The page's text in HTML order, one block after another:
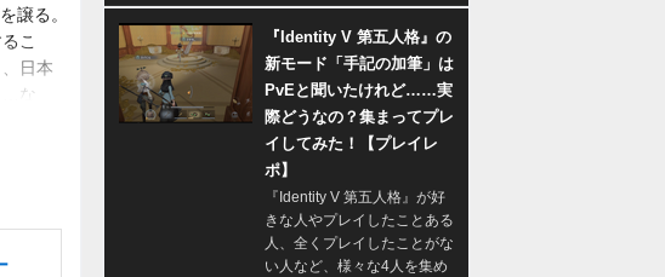
譲る。
こ
日本
な
『Identity V 第五人格』の
新モード「手記の加筆」は
PvEと聞いたけれど……実
際どうなの？集まってプレ
イしてみた！【プレイレ
ポ】
『Identity V 第五人格』が好
きな人やプレイしたことある
人、全くプレイしたことがな
い人など、様々な4人を集め